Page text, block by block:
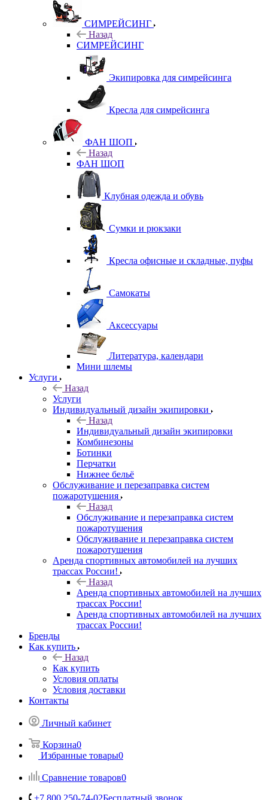
СИМРЕЙСИНГ
Назад
СИМРЕЙСИНГ
Экипировка для симрейсинга
Кресла для симрейсинга
ФАН ШОП
Назад
ФАН ШОП
Клубная одежда и обувь
Сумки и рюкзаки
Кресла офисные и складные, пуфы
Самокаты
Аксессуары
Литература, календари
Мини шлемы
Услуги
Назад
Услуги
Индивидуальный дизайн экипировки
Назад
Индивидуальный дизайн экипировки
Комбинезоны
Ботинки
Перчатки
Нижнее бельё
Обслуживание и перезаправка систем
пожаротушения
Назад
Обслуживание и перезаправка систем
пожаротушения
Обслуживание и перезаправка систем
пожаротушения
Аренда спортивных автомобилей на лучших
трассах России!
Назад
Аренда спортивных автомобилей на лучших
трассах России!
Аренда спортивных автомобилей на лучших
трассах России!
Бренды
Как купить
Назад
Как купить
Условия оплаты
Условия доставки
Контакты
Личный кабинет
Корзина0
Избранные товары0
Сравнение товаров0
+7 800 250-74-02Бесплатный звонок